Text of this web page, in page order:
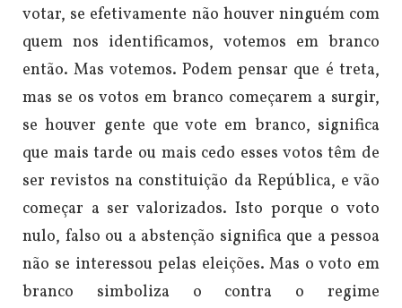
votar, se efetivamente não houver ninguém com
quem nos identificamos, votemos em branco
então. Mas votemos. Podem pensar que é treta,
mas se os votos em branco começarem a surgir,
se houver gente que vote em branco, significa
que mais tarde ou mais cedo esses votos têm de
ser revistos na constituição da República, e vão
começar a ser valorizados. Isto porque o voto
nulo, falso ou a abstenção significa que a pessoa
não se interessou pelas eleições. Mas o voto em
branco simboliza o contra o regime